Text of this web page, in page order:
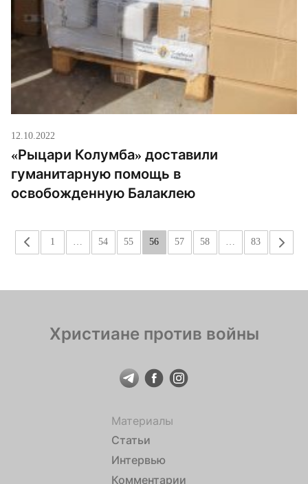
12.10.2022
«Рыцари Колумба» доставили
гуманитарную помощь в
освобожденную Балаклею
« 1 54 55 56 57 58 83 »
Христиане против войны
Материалы
Статьи
Интервью
Комментарии